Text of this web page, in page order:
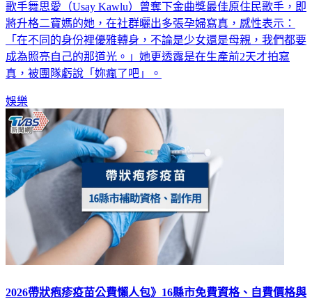
歌手舞思愛（Usay Kawlu）曾奪下金曲獎最佳原住民歌手，即
將升格二寶媽的她，在社群曬出多張孕婦寫真，感性表示：
「在不同的身份裡優雅轉身，不論是少女還是母親，我們都要
成為照亮自己的那道光。」她更透露是在生產前2天才拍寫
真，被團隊虧說「妳瘋了吧」。
娛樂
2026帶狀疱疹疫苗公費懶人包》16縣市免費資格、自費價格與